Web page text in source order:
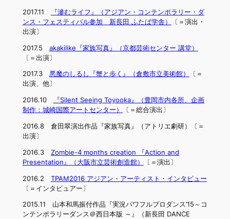
2017.11
『滲むライフ』（アジアン・コンテンポラリー・ダ
ンス・フェスティバル参加 新長田 ふたば学舎）
〔＝演出・
出演〕
2017.5 akakilike『家族写真』（京都芸術センター 講堂）
〔＝出演〕
2017.3 悪魔のしるし『蟹と歩く』（倉敷市立美術館）
〔＝
出演、他〕
2016.10
『Silent Seeing Toyooka』（豊岡市内各所、企画
制作：城崎国際アートセンター）
〔＝総合演出〕
2016.8 倉田翠演出作品『家族写真』（アトリエ劇研）〔＝
出演〕
2016.3 Zombie-4 months creation 『Action and
Presentation』（大阪市立芸術創造館）
〔＝演出〕
2016.2 TPAM2016 アジアン・アーティスト・インタビュー
〔＝インタビュアー〕
2015.11 山本和馬振付作品『実況パワフルプロダンス’15～コ
ンテンポラリーダンス＠西日本版 ～』（新長田 DANCE